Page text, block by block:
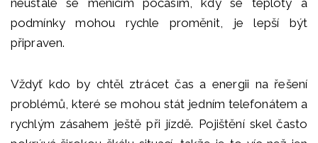
neustále se měnícím počasím, kdy se teploty a
podmínky mohou rychle proměnit, je lepší být
připraven.
Vždyť kdo by chtěl ztrácet čas a energii na řešení
problémů, které se mohou stát jedním telefonátem a
rychlým zásahem ještě při jízdě. Pojištění skel často